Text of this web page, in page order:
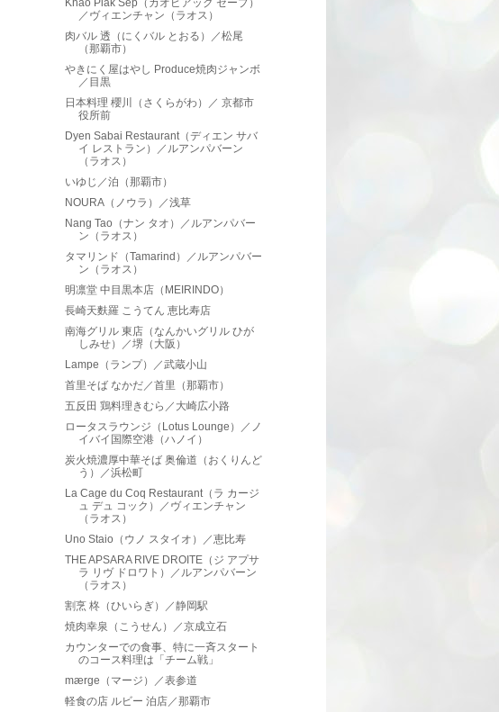
Khao Piak Sep（カオピアック セープ）
／ヴィエンチャン（ラオス）
肉バル 透（にくバル とおる）／松尾
（那覇市）
やきにく屋はやし Produce焼肉ジャンボ
／目黒
日本料理 櫻川（さくらがわ）／ 京都市
役所前
Dyen Sabai Restaurant（ディエン サバ
イ レストラン）／ルアンパバーン
（ラオス）
いゆじ／泊（那覇市）
NOURA（ノウラ）／浅草
Nang Tao（ナン タオ）／ルアンパバー
ン（ラオス）
タマリンド（Tamarind）／ルアンパバー
ン（ラオス）
明凛堂 中目黒本店（MEIRINDO）
長崎天麩羅 こうてん 恵比寿店
南海グリル 東店（なんかいグリル ひが
しみせ）／堺（大阪）
Lampe（ランプ）／武蔵小山
首里そば なかだ／首里（那覇市）
五反田 鶏料理きむら／大崎広小路
ロータスラウンジ（Lotus Lounge）／ノ
イバイ国際空港（ハノイ）
炭火焼濃厚中華そば 奥倫道（おくりんど
う）／浜松町
La Cage du Coq Restaurant（ラ カージ
ュ デュ コック）／ヴィエンチャン
（ラオス）
Uno Staio（ウノ スタイオ）／恵比寿
THE APSARA RIVE DROITE（ジ アプサ
ラ リヴ ドロワト）／ルアンパバーン
（ラオス）
割烹 柊（ひいらぎ）／静岡駅
焼肉幸泉（こうせん）／京成立石
カウンターでの食事、特に一斉スタート
のコース料理は「チーム戦」
mærge（マージ）／表参道
軽食の店 ルビー 泊店／那覇市